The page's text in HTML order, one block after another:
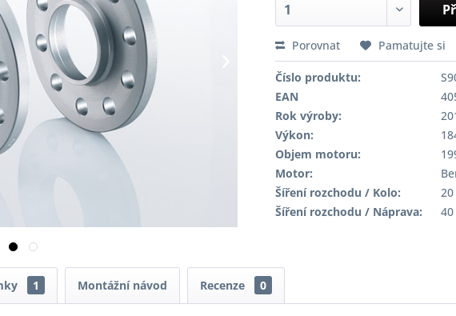
Porovnat Pamatujte si
Číslo produktu:
EAN
Rok výroby:
Výkon:
Objem motoru:
Motor:
Šíření rozchodu / Kolo:
Šíření rozchodu / Náprava:
1 Montážní návod Recenze 0